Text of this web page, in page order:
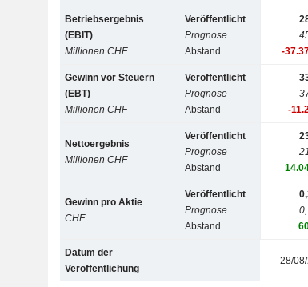
Betriebsergebnis
(EBIT)
Millionen CHF
Veröffentlicht
Prognose
Abstand
-
Gewinn vor Steuern
(EBT)
Millionen CHF
Veröffentlicht
Prognose
Abstand
-
Nettoergebnis
Millionen CHF
Veröffentlicht
Prognose
Abstand
Gewinn pro Aktie
CHF
Veröffentlicht
Prognose
Abstand
Datum der
Veröffentlichung
28/